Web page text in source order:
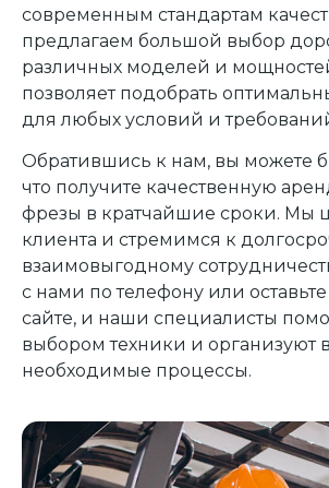
современным стандартам
предлагаем большой выбор
различных моделей и
позволяет подобрать
для любых условий и
Обратившись к нам, вы можете
что получите качественную
фрезы в кратчайшие сроки. Мы
клиента и стремимся к
взаимовыгодному
с нами по телефону или оставьте
сайте, и наши специалисты
выбором техники и организуют
необходимые процессы.